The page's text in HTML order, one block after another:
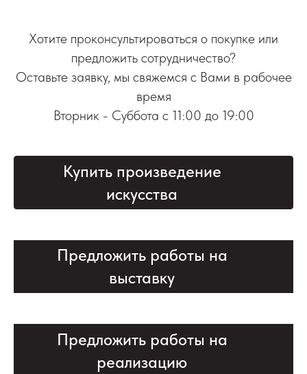
Хотите проконсультироваться о покупке или
предложить сотрудничество?
Оставьте заявку, мы свяжемся с Вами в рабочее
время
Вторник - Суббота с 11:00 до 19:00
Купить произведение
искусства
Предложить работы на
выставку
Предложить работы на
реализацию